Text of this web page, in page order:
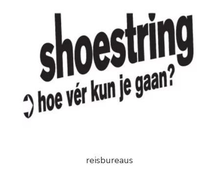
reisbureaus